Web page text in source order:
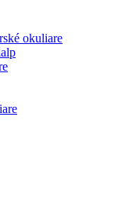
okuliare